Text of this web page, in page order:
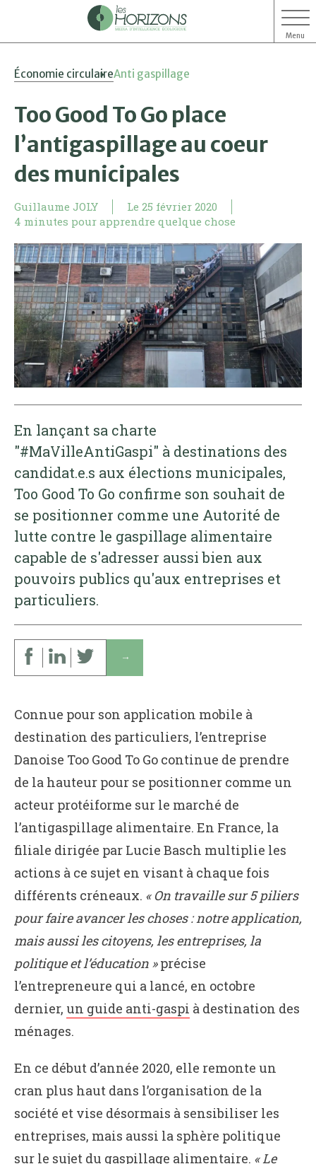
Menu
Économie circulaireAnti gaspillage
Too Good To Go place
l’antigaspillage au coeur
des municipales
Guillaume JOLY Le 25 février 2020
4 minutes pour apprendre quelque chose
En lançant sa charte
"#MaVilleAntiGaspi" à destinations des
candidat.e.s aux élections municipales,
Too Good To Go confirme son souhait de
se positionner comme une Autorité de
lutte contre le gaspillage alimentaire
capable de s'adresser aussi bien aux
pouvoirs publics qu'aux entreprises et
particuliers.
↓
Connue pour son application mobile à
destination des particuliers, l’entreprise
Danoise Too Good To Go continue de prendre
de la hauteur pour se positionner comme un
acteur protéiforme sur le marché de
l’antigaspillage alimentaire. En France, la
filiale dirigée par Lucie Basch multiplie les
actions à ce sujet en visant à chaque fois
différents créneaux. « On travaille sur 5 piliers
pour faire avancer les choses : notre application,
mais aussi les citoyens, les entreprises, la
politique et l’éducation »précise
l’entrepreneure qui a lancé, en octobre
dernier, un guide anti-gaspi à destination des
ménages.
En ce début d’année 2020, elle remonte un
cran plus haut dans l’organisation de la
société et vise désormais à sensibiliser les
entreprises, mais aussi la sphère politique
sur le sujet du gaspillage alimentaire. « Le